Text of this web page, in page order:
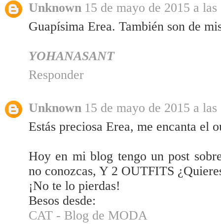
Unknown 15 de mayo de 2015 a las
Guapísima Erea. También son de
YOHANASANT
Responder
Unknown 15 de mayo de 2015 a las
Estás preciosa Erea, me encanta el
Hoy en mi blog tengo un post
no conozcas, Y 2 OUTFITS
¡No te lo pierdas!
Besos desde:
CAT - Blog de MODA